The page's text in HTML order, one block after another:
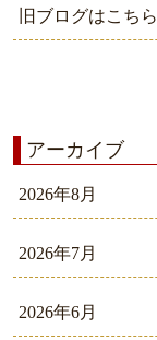
旧ブログはこちら
アーカイブ
2026年8月
2026年7月
2026年6月